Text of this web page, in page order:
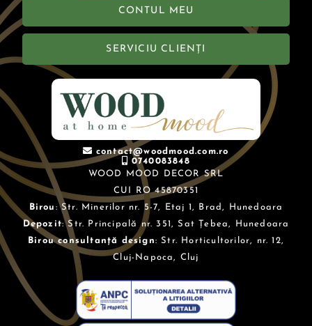
CONTUL MEU
SERVICIU CLIENȚI
contact@woodmood.com.ro
0740083848
WOOD MOOD DECOR SRL
CUI RO 45870351
Birou : Str. Minerilor nr. 5-7, Etaj 1, Brad, Hunedoara
Depozit: Str. Principală nr. 351, Sat Țebea, Hunedoara
Birou consultanță design: Str. Horticultorilor, nr. 12,
Cluj-Napoca, Cluj